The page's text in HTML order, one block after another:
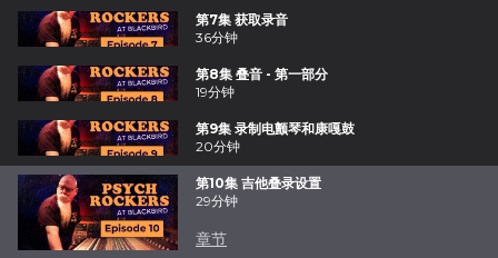
第7集 获取录音
36分钟
第8集 叠音 - 第一部分
19分钟
第9集 录制电颤琴和康嘎鼓
20分钟
第10集 吉他叠录设置
29分钟
章节